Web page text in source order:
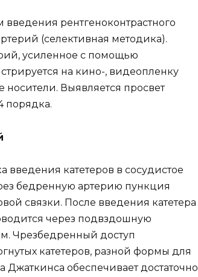
рентгеноконтрастного
(селективная методика).
усиленное с помощью
на кино-, видеопленку
Выявляется просвет
порядка.
введения катетеров в сосудистое
бедренную артерию пункция
связки. После введения катетера
через подвздошную
Чрезбедренный доступ
катетеров, разной формы для
обеспечивает достаточно